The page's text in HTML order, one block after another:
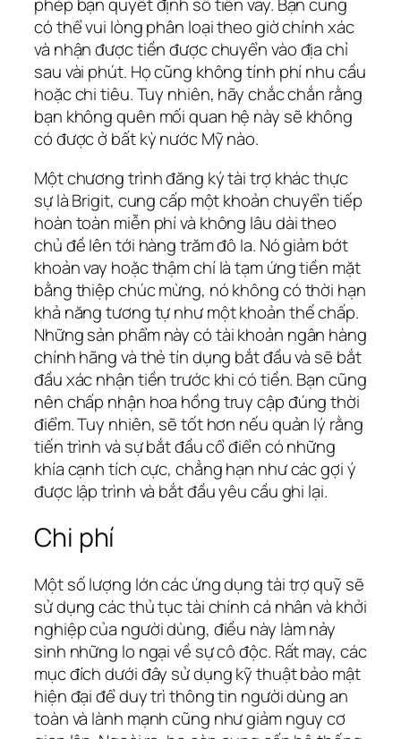
phép bạn quyết định số tiền vay. Bạn cũng
có thể vui lòng phân loại theo giờ chính xác
và nhận được tiền được chuyển vào địa chỉ
sau vài phút. Họ cũng không tính phí nhu cầu
hoặc chi tiêu. Tuy nhiên, hãy chắc chắn rằng
bạn không quên mối quan hệ này sẽ không
có được ở bất kỳ nước Mỹ nào.
Một chương trình đăng ký tài trợ khác thực
sự là Brigit, cung cấp một khoản chuyển tiếp
hoàn toàn miễn phí và không lâu dài theo
chủ đề lên tới hàng trăm đô la. Nó giảm bớt
khoản vay hoặc thậm chí là tạm ứng tiền mặt
bằng thiệp chúc mừng, nó không có thời hạn
khả năng tương tự như một khoản thế chấp.
Những sản phẩm này có tài khoản ngân hàng
chính hãng và thẻ tín dụng bắt đầu và sẽ bắt
đầu xác nhận tiền trước khi có tiền. Bạn cũng
nên chấp nhận hoa hồng truy cập đúng thời
điểm. Tuy nhiên, sẽ tốt hơn nếu quản lý rằng
tiến trình và sự bắt đầu cổ điển có những
khía cạnh tích cực, chẳng hạn như các gợi ý
được lập trình và bắt đầu yêu cầu ghi lại.
Chi phí
Một số lượng lớn các ứng dụng tài trợ quỹ sẽ
sử dụng các thủ tục tài chính cá nhân và khởi
nghiệp của người dùng, điều này làm nảy
sinh những lo ngại về sự cô độc. Rất may, các
mục đích dưới đây sử dụng kỹ thuật bảo mật
hiện đại để duy trì thông tin người dùng an
toàn và lành mạnh cũng như giảm nguy cơ